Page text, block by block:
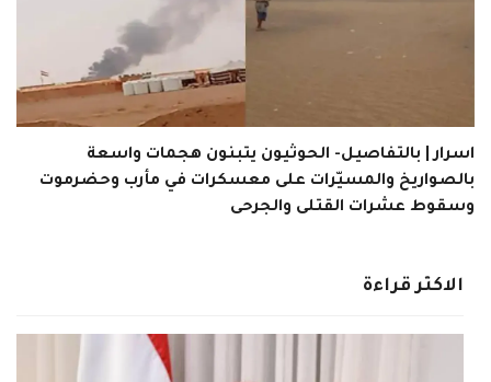
اسرار | بالتفاصيل- الحوثيون يتبنون هجمات واسعة
بالصواريخ والمسيّرات على معسكرات في مأرب وحضرموت
وسقوط عشرات القتلى والجرحى
الاكثر قراءة